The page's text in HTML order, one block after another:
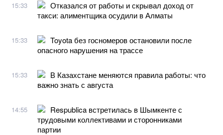
15:33
Отказался от работы и скрывал доход от
такси: алиментщика осудили в Алматы
15:33
Toyota без госномеров остановили после
опасного нарушения на трассе
15:33
В Казахстане меняются правила работы: что
важно знать с августа
14:55
Respublica встретилась в Шымкенте с
трудовыми коллективами и сторонниками
партии